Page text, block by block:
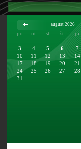
august 2026
po ut st št pi
3
4 5 6 7
10
11 12 13 14
17
18 19 20 21
24
25 26 27 28
31